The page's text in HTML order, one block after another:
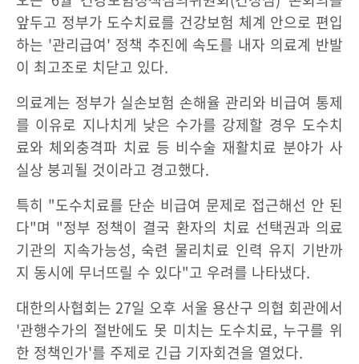
앞두고 정부가 도수치료를 건강보험 체계 안으로 편입
하는 '관리급여' 정책 추진에 속도를 내자 의료계 반발
이 최고조로 치닫고 있다.
의료계는 정부가 실손보험 손해율 관리와 비급여 통제
를 이유로 지나치게 낮은 수가를 강제할 경우 도수치
료와 체외충격파 치료 등 비수술 재활치료 분야가 사
실상 붕괴될 것이라고 경고했다.
특히 "도수치료를 단순 비급여 문제로 접근해선 안 된
다"며 "정부 정책이 결국 환자의 치료 선택권과 의료
기관의 지속가능성, 숙련 물리치료 인력 유지 기반까
지 동시에 무너뜨릴 수 있다"고 우려를 나타냈다.
대한의사협회는 27일 오후 서울 용산구 의협 회관에서
'관행수가의 절반에도 못 미치는 도수치료, 누구를 위
한 정책인가'를 주제로 긴급 기자회견을 열었다.